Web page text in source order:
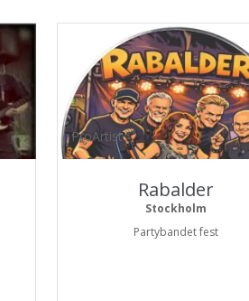
ProArtist
Rabalder
Stockholm
Partybandet fest